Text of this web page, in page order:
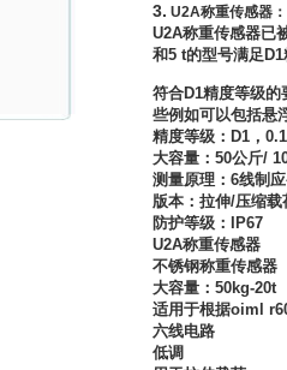
3. U2A称重传感器 ：
U2A称重传感器已
和5 t的型号满足D1
符合D1精度等级的
些例如可以包括悬
精度等级： D1 ， 0.1
大容量： 50公斤/
测量原理： 6线制
版本：拉伸/压缩载
防护等级：
IP67
U2A称重传感器
不锈钢称重传感器
大容量： 50kg-20t
适用于根据oiml
六线电路
低调